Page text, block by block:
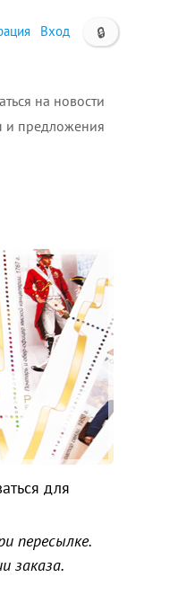
🔒
Вход
на новости
и предложения
для
пересылке.
заказа.